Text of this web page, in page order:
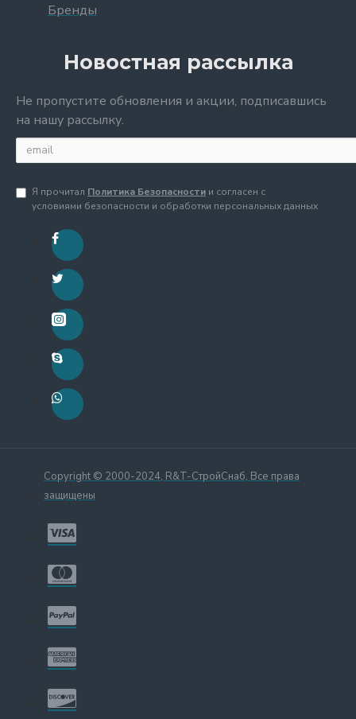
Бренды
Новостная рассылка
Не пропустите обновления и акции, подписавшись
на нашу рассылку.
Я прочитал Политика Безопасности и согласен с
условиями безопасности и обработки персональных данных
Copyright © 2000-2024, R&T-СтройСнаб, Все права
защищены